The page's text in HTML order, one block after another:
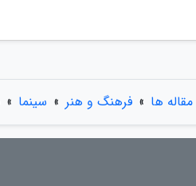
ها » فرهنگ و هنر » سینما »